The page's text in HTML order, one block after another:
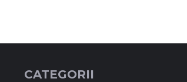
CATEGORII